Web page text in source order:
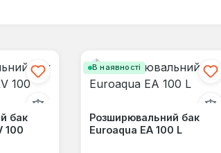
бак
100
В наявності
Розширювальний бак
Euroaqua EA 100 L